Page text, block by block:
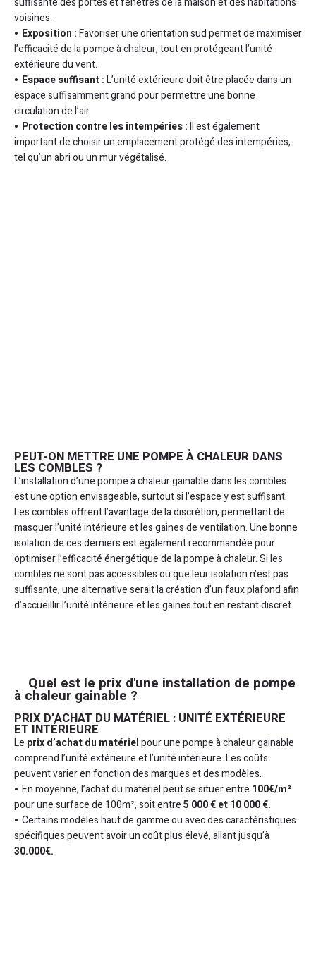
voisines.
Exposition :Favoriser une orientation sud permet de maximiser
l’efficacité de la pompe à chaleur, tout en protégeant l’unité
extérieure du vent.
Espace suffisant :L’unité extérieure doit être placée dans un
espace suffisamment grand pour permettre une bonne
circulation de l’air.
Protection contre les intempéries :Il est également
important de choisir un emplacement protégé des intempéries,
tel qu’un abri ou un mur végétalisé.
PEUT-ON METTRE UNE POMPE À CHALEUR DANS
LES COMBLES ?
L’installation d’une pompe à chaleur gainable dans les combles
est une option envisageable, surtout si l’espace y est suffisant.
Les combles offrent l’avantage de la discrétion, permettant de
masquer l’unité intérieure et les gaines de ventilation. Une bonne
isolation de ces derniers est également recommandée pour
optimiser l’efficacité énergétique de la pompe à chaleur. Si les
combles ne sont pas accessibles ou que leur isolation n’est pas
suffisante, une alternative serait la création d’un faux plafond afin
d’accueillir l’unité intérieure et les gaines tout en restant discret.
Quel est le prix d'une installation de pompe
à chaleur gainable ?
PRIX D’ACHAT DU MATÉRIEL : UNITÉ EXTÉRIEURE
ET INTÉRIEURE
Le prix d’achat du matérielpour une pompe à chaleur gainable
comprend l’unité extérieure et l’unité intérieure. Les coûts
peuvent varier en fonction des marques et des modèles.
En moyenne, l’achat du matériel peut se situer entre 100€/m²
pour une surface de 100m², soit entre5 000 € et 10 000 €.
Certains modèles haut de gamme ou avec des caractéristiques
spécifiques peuvent avoir un coût plus élevé, allant jusqu’à
30.000€.